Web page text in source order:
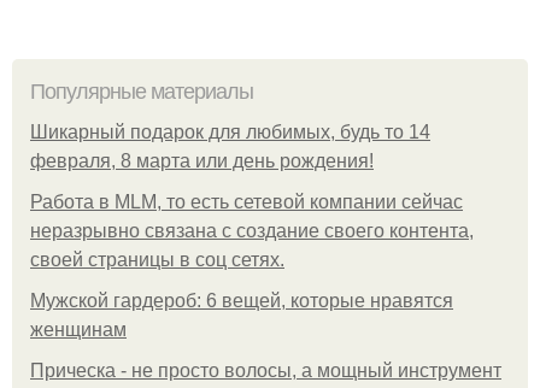
Популярные материалы
Шикарный подарок для любимых, будь то 14
февраля, 8 марта или день рождения!
Работа в MLM, то есть сетевой компании сейчас
неразрывно связана с создание своего контента,
своей страницы в соц сетях.
Мужской гардероб: 6 вещей, которые нравятся
женщинам
Прическа - не просто волосы, а мощный инструмент